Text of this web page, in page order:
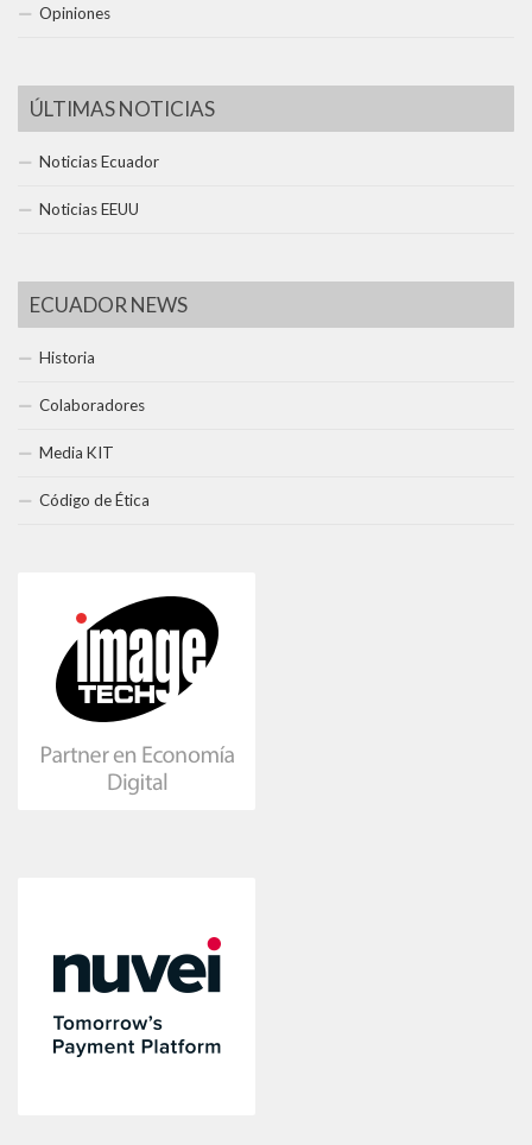
Opiniones
ÚLTIMAS NOTICIAS
Noticias Ecuador
Noticias EEUU
ECUADOR NEWS
Historia
Colaboradores
Media KIT
Código de Ética